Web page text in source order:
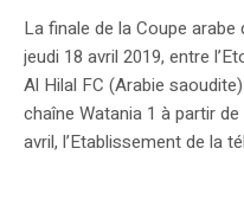
La finale de la Coupe
jeudi 18 avril 2019, entre
Al Hilal FC (Arabie
chaîne Watania 1 à partir
avril, l’Etablissement de la